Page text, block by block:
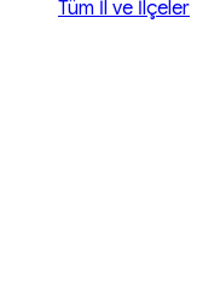
Tüm İl ve İlçeler